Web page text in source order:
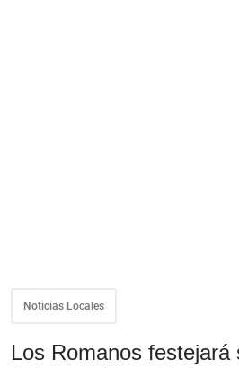
Noticias Locales
Los Romanos festejará